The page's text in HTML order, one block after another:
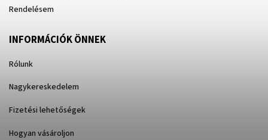
Rendelésem
INFORMÁCIÓK ÖNNEK
Rólunk
Nagykereskedelem
Fizetési lehetőségek
Hogyan vásároljon